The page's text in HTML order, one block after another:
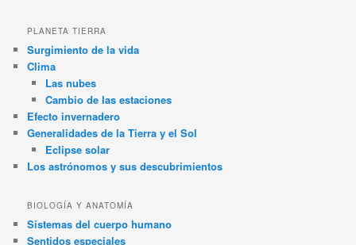
PLANETA TIERRA
Surgimiento de la vida
Clima
Las nubes
Cambio de las estaciones
Efecto invernadero
Generalidades de la Tierra y el Sol
Eclipse solar
Los astrónomos y sus descubrimientos
BIOLOGÍA Y ANATOMÍA
Sistemas del cuerpo humano
Sentidos especiales